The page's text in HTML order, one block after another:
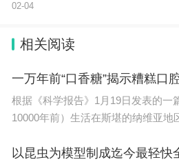
02-04
相关阅读
一万年前“口香糖”揭示糟糕口
根据《科学报告》1月19日发表的一
10000年前）生活在斯堪的纳维亚地
以昆虫为模型制成迄今最轻快